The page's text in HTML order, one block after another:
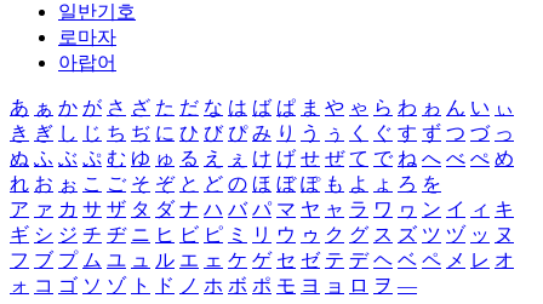
일반기호
로마자
아랍어
あ ぁ か が さ ざ た だ な は ば ぱ ま や ゃ ら わ ゎ ん い ぃ
き ぎ し じ ち ぢ に ひ び ぴ み り う ぅ く ぐ す ず つ づ っ
ぬ ふ ぶ ぷ む ゆ ゅ る え ぇ け げ せ ぜ て で ね へ べ ぺ め
れ お ぉ こ ご そ ぞ と ど の ほ ぼ ぽ も よ ょ ろ を
ア ァ カ サ ザ タ ダ ナ ハ バ パ マ ヤ ャ ラ ワ ヮ ン イ ィ キ
ギ シ ジ チ ヂ ニ ヒ ビ ピ ミ リ ウ ゥ ク グ ス ズ ツ ヅ ッ ヌ
フ ブ プ ム ユ ュ ル エ ェ ケ ゲ セ ゼ テ デ ヘ ベ ペ メ レ オ
ォ コ ゴ ソ ゾ ト ド ノ ホ ボ ポ モ ヨ ョ ロ ヲ ―